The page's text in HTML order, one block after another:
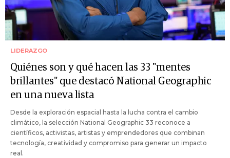
LIDERAZGO
Quiénes son y qué hacen las 33 "mentes
brillantes" que destacó National Geographic
en una nueva lista
Desde la exploración espacial hasta la lucha contra el cambio
climático, la selección National Geographic 33 reconoce a
científicos, activistas, artistas y emprendedores que combinan
tecnología, creatividad y compromiso para generar un impacto
real.